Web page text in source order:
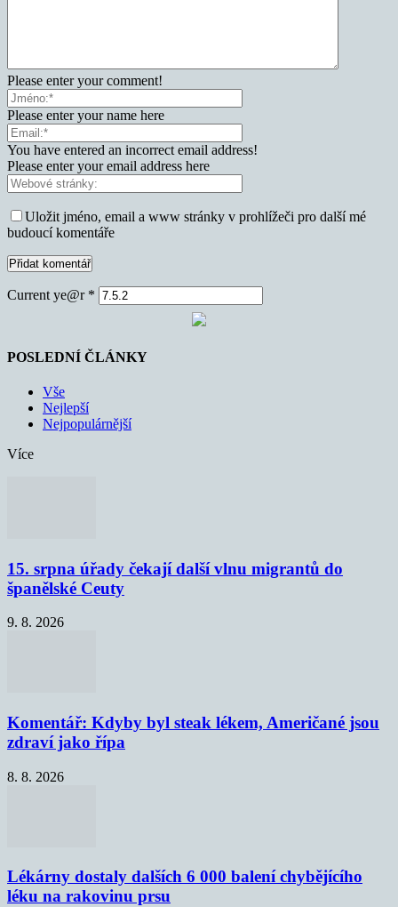
Please enter your comment!
Please enter your name here
You have entered an incorrect email address!
Please enter your email address here
Uložit jméno, email a www stránky v prohlížeči pro další mé
budoucí komentáře
Current ye@r *
POSLEDNÍ ČLÁNKY
Vše
Nejlepší
Nejpopulárnější
Více
15. srpna úřady čekají další vlnu migrantů do
španělské Ceuty
9. 8. 2026
Komentář: Kdyby byl steak lékem, Američané jsou
zdraví jako řípa
8. 8. 2026
Lékárny dostaly dalších 6 000 balení chybějícího
léku na rakovinu prsu